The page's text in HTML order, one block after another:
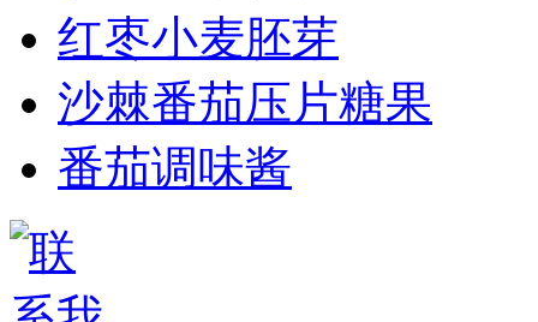
红枣小麦胚芽
沙棘番茄压片糖果
番茄调味酱